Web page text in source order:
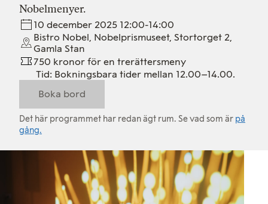
Nobelmenyer.
10 december 2025 12:00-14:00
Bistro Nobel, Nobelprismuseet, Stortorget 2,
Gamla Stan
750 kronor för en trerättersmeny
Tid: Bokningsbara tider mellan 12.00–14.00.
Boka bord
Det här programmet har redan ägt rum. Se vad som är på
gång.